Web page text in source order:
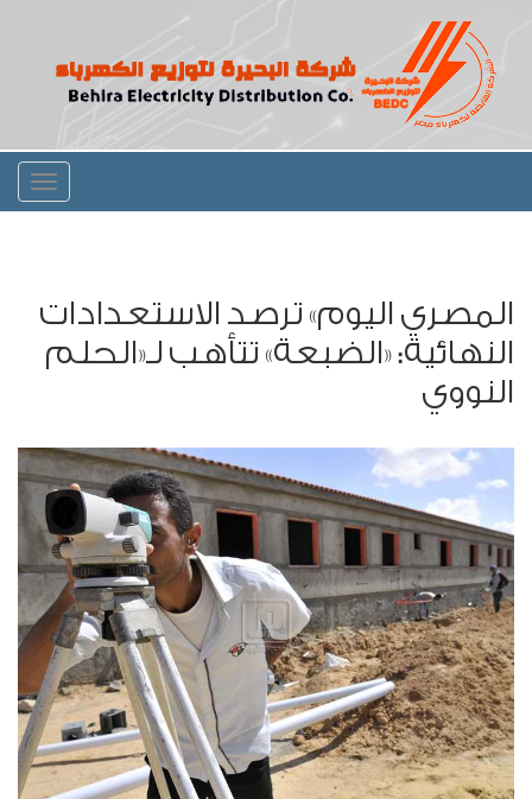
Toggle
المصري اليوم» ترصد الاستعدادات
النهائية: «الضبعة» تتأهب لـ«الحلم
النووي